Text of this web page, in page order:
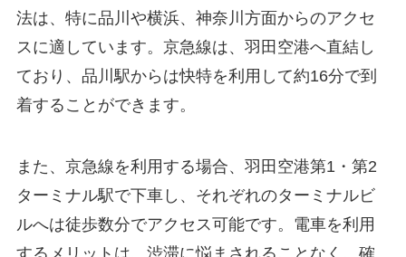
法は、特に品川や横浜、神奈川方面からのアクセ
スに適しています。京急線は、羽田空港へ直結し
ており、品川駅からは快特を利用して約16分で到
着することができます。
また、京急線を利用する場合、羽田空港第1・第2
ターミナル駅で下車し、それぞれのターミナルビ
ルへは徒歩数分でアクセス可能です。電車を利用
するメリットは、渋滞に悩まされることなく、確